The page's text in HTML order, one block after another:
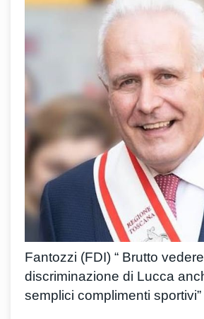
Fantozzi (FDI) “ Brutto
discriminazione di Lucca
semplici complimenti sportivi”